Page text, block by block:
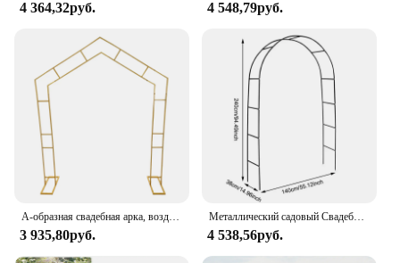
4 364,32руб. 4 548,79руб.
А-образная свадебная арка, воздушный шар, подставки для арки, украшение для фона, цветочные рамки для скалолазания, 2,4 м, золото/белый
3 935,80руб.
Металлический садовый Свадебный фотографический набор, 1 комплект, Цветочная рамка, шар, архальная лужайка, Большой Декор, товары для свадьбы, дня рождения
4 538,56руб.